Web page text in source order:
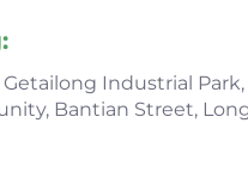
Industrial Park,
Bantian Street,